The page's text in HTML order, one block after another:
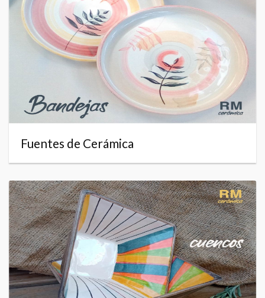
Fuentes de Cerámica